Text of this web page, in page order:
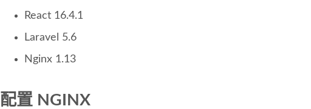
React 16.4.1
Laravel 5.6
Nginx 1.13
配置 NGINX